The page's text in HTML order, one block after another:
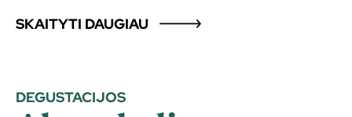
principai buvo anksčiau, kokius modernius
SKAITYTI DAUGIAU
DEGUSTACIJOS